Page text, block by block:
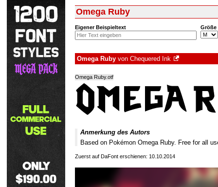
Omega Ruby
Eigener Beispieltext Größe
Omega Ruby von Chequered Ink
Omega Ruby.otf
Anmerkung des Autors
Based on Pokémon Omega Ruby. Free for all
Zuerst auf DaFont erschienen: 10.10.2014